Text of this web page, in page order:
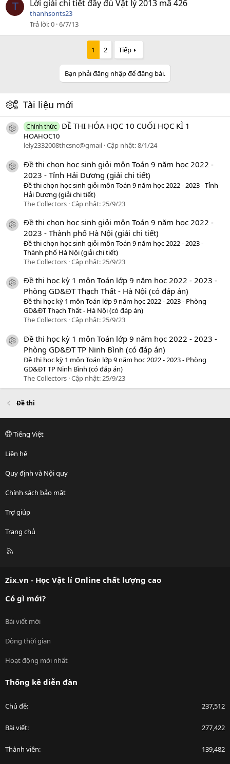
T Lời giải chi tiết đầy đủ Vật lý 2013 mã 426
thanhsonts23
Trả lời 0 6/7/13
1 2 Tiếp
Bạn phải đăng nhập để đăng bài.
Tài liệu mới
icon tài liệu
Chính thức ĐỀ THI HÓA HỌC 10 CUỐI HỌC KÌ 1
HOAHOC10
lely2332008thcsnc@gmail Cập nhật:8/1/24
icon tài liệu
Đề thi chọn học sinh giỏi môn Toán 9 năm học 2022 -
2023 - Tỉnh Hải Dương (giải chi tiết)
Đề thi chọn học sinh giỏi môn Toán 9 năm học 2022 - 2023 - Tỉnh
Hải Dương (giải chi tiết)
The Collectors Cập nhật:25/9/23
icon tài liệu
Đề thi chọn học sinh giỏi môn Toán 9 năm học 2022 -
2023 - Thành phố Hà Nội (giải chi tiết)
Đề thi chọn học sinh giỏi môn Toán 9 năm học 2022 - 2023 -
Thành phố Hà Nội (giải chi tiết)
The Collectors Cập nhật:25/9/23
icon tài liệu
Đề thi học kỳ 1 môn Toán lớp 9 năm học 2022 - 2023 -
Phòng GD&ĐT Thạch Thất - Hà Nội (có đáp án)
Đề thi học kỳ 1 môn Toán lớp 9 năm học 2022 - 2023 - Phòng
GD&ĐT Thạch Thất - Hà Nội (có đáp án)
The Collectors Cập nhật:25/9/23
icon tài liệu
Đề thi học kỳ 1 môn Toán lớp 9 năm học 2022 - 2023 -
Phòng GD&ĐT TP Ninh Bình (có đáp án)
Đề thi học kỳ 1 môn Toán lớp 9 năm học 2022 - 2023 - Phòng
GD&ĐT TP Ninh Bình (có đáp án)
The Collectors Cập nhật: 25/9/23
Đề thi
Tiếng Việt
Liên hệ
Quy định và Nội quy
Chính sách bảo mật
Trợ giúp
Trang chủ
R
Zix.vn - Học Vật lí Online chất lượng cao
Có gì mới?
Bài viết mới
Dòng thời gian
Hoạt động mới nhất
Thống kê diễn đàn
Chủ đề 237,512
Bài viết 277,422
Thành viên 139,482